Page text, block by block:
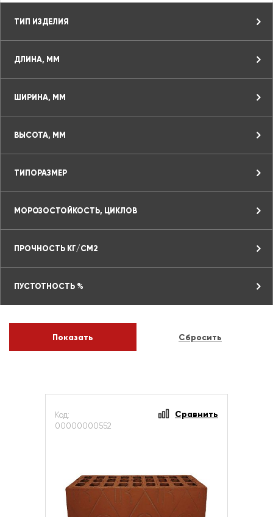
ТИП ИЗДЕЛИЯ
ДЛИНА, ММ
ШИРИНА, ММ
ВЫСОТА, ММ
ТИПОРАЗМЕР
МОРОЗОСТОЙКОСТЬ, ЦИКЛОВ
ПРОЧНОСТЬ КГ/СМ2
ПУСТОТНОСТЬ %
Код:
00000000552
Сравнить